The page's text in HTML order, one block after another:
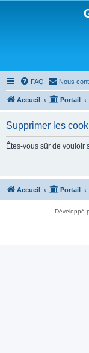
FAQ Nous
Accueil Portail
Supprimer les
Êtes-vous sûr de vouloir
Accueil Portail
Développé